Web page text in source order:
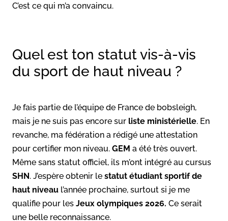
C’est ce qui m’a convaincu.
Quel est ton statut vis-à-vis
du sport de haut niveau ?
Je fais partie de l’équipe de France de bobsleigh,
mais je ne suis pas encore sur liste ministérielle. En
revanche, ma fédération a rédigé une attestation
pour certifier mon niveau. GEM a été très ouvert.
Même sans statut officiel, ils m’ont intégré au cursus
SHN. J’espère obtenir le statut étudiant sportif de
haut niveau l’année prochaine, surtout si je me
qualifie pour les Jeux olympiques 2026. Ce serait
une belle reconnaissance.